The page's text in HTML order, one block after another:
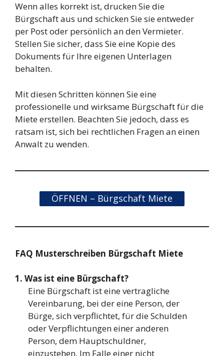
Wenn alles korrekt ist, drucken Sie die
Bürgschaft aus und schicken Sie sie entweder
per Post oder persönlich an den Vermieter.
Stellen Sie sicher, dass Sie eine Kopie des
Dokuments für Ihre eigenen Unterlagen
behalten.
Mit diesen Schritten können Sie eine
professionelle und wirksame Bürgschaft für die
Miete erstellen. Beachten Sie jedoch, dass es
ratsam ist, sich bei rechtlichen Fragen an einen
Anwalt zu wenden.
ÖFFNEN – Bürgschaft Miete
FAQ Musterschreiben Bürgschaft Miete
1. Was ist eine Bürgschaft?
Eine Bürgschaft ist eine vertragliche
Vereinbarung, bei der eine Person, der
Bürge, sich verpflichtet, für die Schulden
oder Verpflichtungen einer anderen
Person, dem Hauptschuldner,
einzustehen. Im Falle einer nicht